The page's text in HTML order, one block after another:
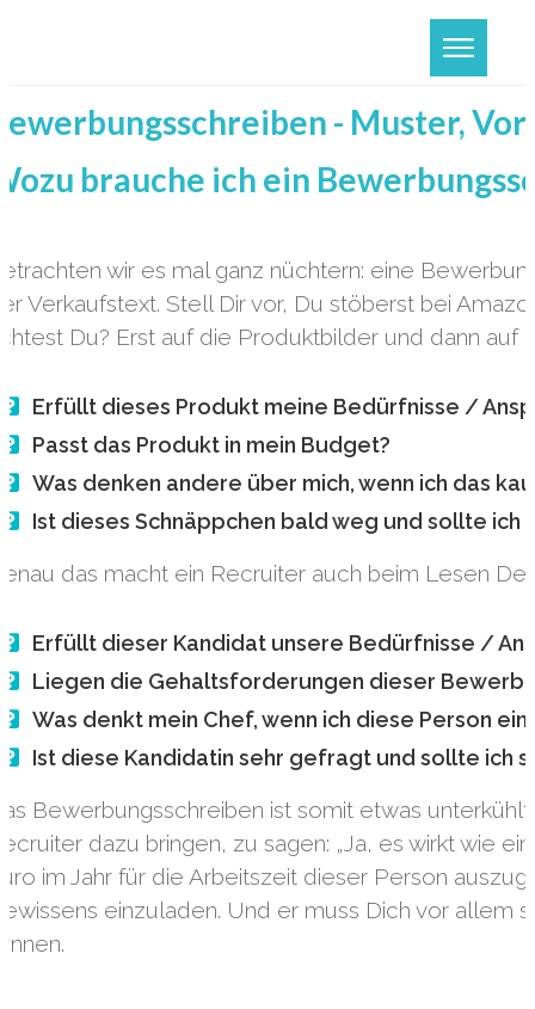
- Muster,
brauche ich ein
wir es mal ganz nüchtern: eine
Verkaufstext. Stell Dir vor, Du stöberst bei
Du? Erst auf die Produktbilder und dann auf
Erfüllt dieses Produkt meine Bedürfnisse /
Passt das Produkt in mein Budget?
Was denken andere über mich, wenn ich das
Ist dieses Schnäppchen bald weg und sollte ich
das macht ein Recruiter auch beim Lesen
Erfüllt dieser Kandidat unsere Bedürfnisse /
Liegen die Gehaltsforderungen dieser
Was denkt mein Chef, wenn ich diese Person
Ist diese Kandidatin sehr gefragt und sollte ich
Bewerbungsschreiben ist somit etwas
dazu bringen, zu sagen: „Ja, es wirkt wie
im Jahr für die Arbeitszeit dieser Person
einzuladen. Und er muss Dich vor allem